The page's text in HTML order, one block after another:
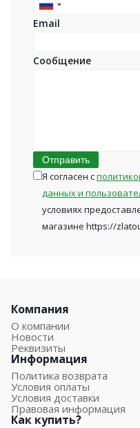
Russia
+7
Email
Сообщение
Отправить
Я согласен с
данных и
условиях
магазине https://
Компания
О компании
Новости
Реквизиты
Информация
Политика возврата
Условия оплаты
Условия доставки
Правовая информация
Как купить?